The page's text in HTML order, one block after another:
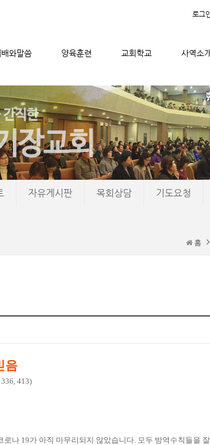
로그
와말씀 양육훈련 교회학교 사역소개
자유게시판 목회상담 기도요청
홈
음
336, 413)
로나 19가 아직 마무리되지 않았습니다. 모두 방역수칙들을